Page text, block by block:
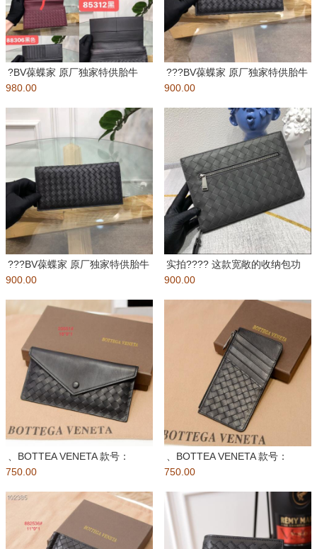
?BV葆蝶家 原厂独家特供胎牛
皮?纯手工编织 皮质越用越柔软
980.00
???BV葆蝶家 原厂独家特供胎牛
皮?纯手工编织 皮质越用越
900.00
???BV葆蝶家 原厂独家特供胎牛
皮?纯手工编织 皮质越用越
900.00
实拍???? 这款宽敞的收纳包功
能实用，精选软质胎牛皮手工
900.00
、BOTTEA VENETA 款号：
23551#0001
750.00
、BOTTEA VENETA 款号：
23551#0001
750.00